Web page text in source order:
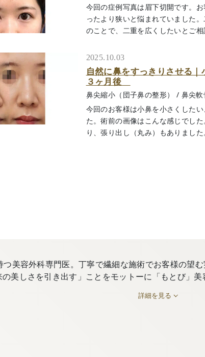
今回の症例写真は眉下切開です。
ったより狭いと悩まれていました
のことで、二重を広くしたいとご
2025.10.03
自然に鼻をすっきりさせる
３ヶ月後
鼻尖縮小（団子鼻の整形） / 鼻尖
今回のお客様は小鼻を小さくした
た。術前の画像はこんな感じでし
り、張り出し（丸み）もありまし
美容外科専門医。丁寧で繊細な施術でお客様の望む
の美しさを引き出す」ことをモットーに「もとび」美
詳細を見る